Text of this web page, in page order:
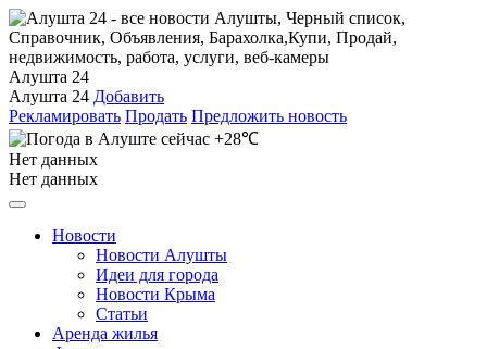
Алушта 24
Алушта 24 Добавить
Рекламировать Продать Предложить новость
+28℃
Нет данных
Нет данных
Новости
Новости Алушты
Идеи для города
Новости Крыма
Статьи
Аренда жилья